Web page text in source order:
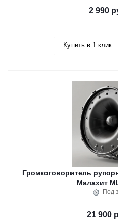
2 990
Купить в 1 клик
Громкоговоритель
Малахит
Под
21 900